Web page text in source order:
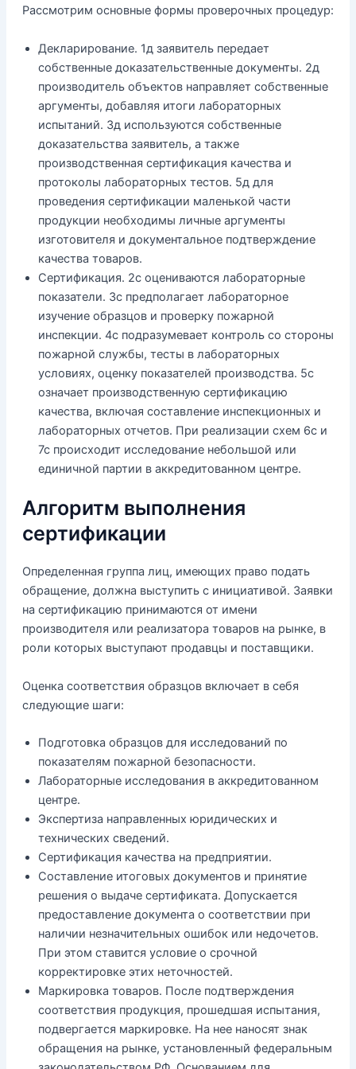
Рассмотрим основные формы проверочных процедур:
Декларирование. 1д заявитель передает
собственные доказательственные документы. 2д
производитель объектов направляет собственные
аргументы, добавляя итоги лабораторных
испытаний. 3д используются собственные
доказательства заявитель, а также
производственная сертификация качества и
протоколы лабораторных тестов. 5д для
проведения сертификации маленькой части
продукции необходимы личные аргументы
изготовителя и документальное подтверждение
качества товаров.
Сертификация. 2с оцениваются лабораторные
показатели. 3с предполагает лабораторное
изучение образцов и проверку пожарной
инспекции. 4с подразумевает контроль со стороны
пожарной службы, тесты в лабораторных
условиях, оценку показателей производства. 5с
означает производственную сертификацию
качества, включая составление инспекционных и
лабораторных отчетов. При реализации схем 6с и
7с происходит исследование небольшой или
единичной партии в аккредитованном центре.
Алгоритм выполнения
сертификации
Определенная группа лиц, имеющих право подать
обращение, должна выступить с инициативой. Заявки
на сертификацию принимаются от имени
производителя или реализатора товаров на рынке, в
роли которых выступают продавцы и поставщики.
Оценка соответствия образцов включает в себя
следующие шаги:
Подготовка образцов для исследований по
показателям пожарной безопасности.
Лабораторные исследования в аккредитованном
центре.
Экспертиза направленных юридических и
технических сведений.
Сертификация качества на предприятии.
Составление итоговых документов и принятие
решения о выдаче сертификата. Допускается
предоставление документа о соответствии при
наличии незначительных ошибок или недочетов.
При этом ставится условие о срочной
корректировке этих неточностей.
Маркировка товаров. После подтверждения
соответствия продукция, прошедшая испытания,
подвергается маркировке. На нее наносят знак
обращения на рынке, установленный федеральным